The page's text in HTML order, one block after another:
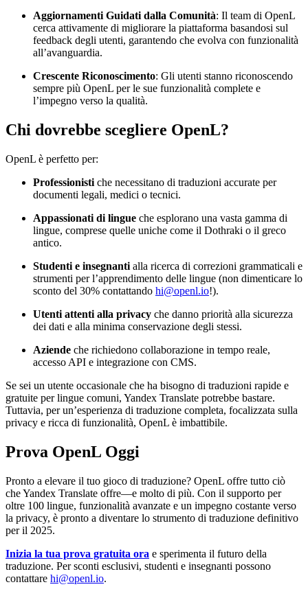
Aggiornamenti Guidati dalla Comunità: Il team di OpenL
cerca attivamente di migliorare la piattaforma basandosi sul
feedback degli utenti, garantendo che evolva con funzionalità
all’avanguardia.
Crescente Riconoscimento: Gli utenti stanno riconoscendo
sempre più OpenL per le sue funzionalità complete e
l’impegno verso la qualità.
Chi dovrebbe scegliere OpenL?
OpenL è perfetto per:
Professionisti che necessitano di traduzioni accurate per
documenti legali, medici o tecnici.
Appassionati di lingue che esplorano una vasta gamma di
lingue, comprese quelle uniche come il Dothraki o il greco
antico.
Studenti e insegnanti alla ricerca di correzioni grammaticali e
strumenti per l’apprendimento delle lingue (non dimenticare lo
sconto del 30% contattando hi@openl.io!).
Utenti attenti alla privacy che danno priorità alla sicurezza
dei dati e alla minima conservazione degli stessi.
Aziende che richiedono collaborazione in tempo reale,
accesso API e integrazione con CMS.
Se sei un utente occasionale che ha bisogno di traduzioni rapide e
gratuite per lingue comuni, Yandex Translate potrebbe bastare.
Tuttavia, per un’esperienza di traduzione completa, focalizzata sulla
privacy e ricca di funzionalità, OpenL è imbattibile.
Prova OpenL Oggi
Pronto a elevare il tuo gioco di traduzione? OpenL offre tutto ciò
che Yandex Translate offre—e molto di più. Con il supporto per
oltre 100 lingue, funzionalità avanzate e un impegno costante verso
la privacy, è pronto a diventare lo strumento di traduzione definitivo
per il 2025.
Inizia la tua prova gratuita ora e sperimenta il futuro della
traduzione. Per sconti esclusivi, studenti e insegnanti possono
contattare hi@openl.io.